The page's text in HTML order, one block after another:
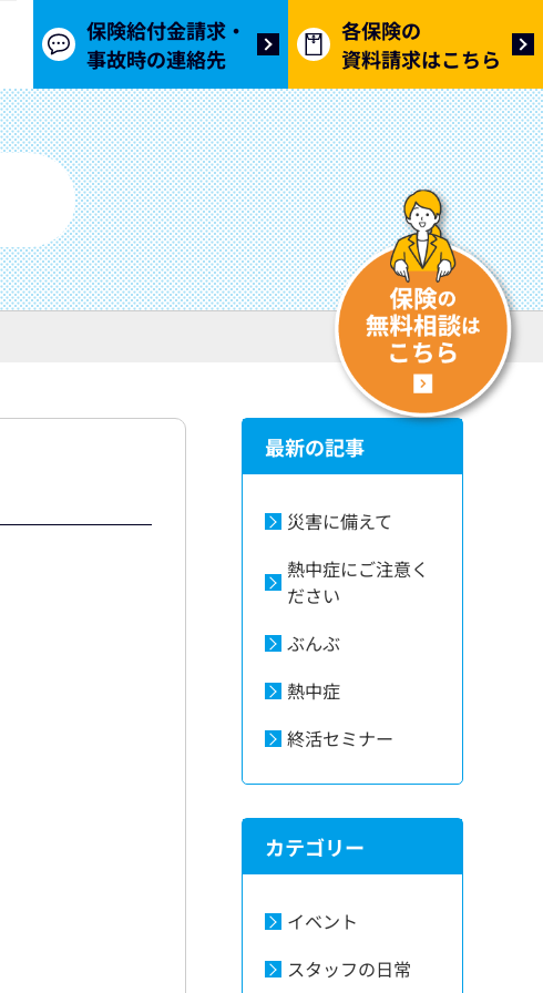
保険給付金請求・
事故時の連絡先
各保険の
資料請求はこちら
最新の記事
災害に備えて
熱中症にご注意く
ださい
ぶんぶ
熱中症
終活セミナー
カテゴリー
イベント
スタッフの日常